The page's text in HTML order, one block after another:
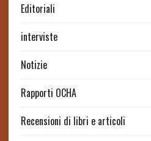
Editoriali
interviste
Notizie
Rapporti OCHA
Recensioni di libri e articoli